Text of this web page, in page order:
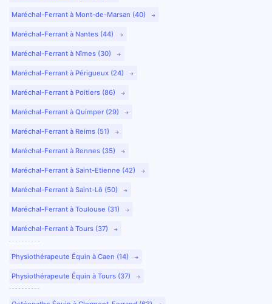
Maréchal-Ferrant à Mont-de-Marsan (40)
Maréchal-Ferrant à Nantes (44)
Maréchal-Ferrant à Nîmes (30)
Maréchal-Ferrant à Périgueux (24)
Maréchal-Ferrant à Poitiers (86)
Maréchal-Ferrant à Quimper (29)
Maréchal-Ferrant à Reims (51)
Maréchal-Ferrant à Rennes (35)
Maréchal-Ferrant à Saint-Etienne (42)
Maréchal-Ferrant à Saint-Lô (50)
Maréchal-Ferrant à Toulouse (31)
Maréchal-Ferrant à Tours (37)
Physiothérapeute Équin à Caen (14)
Physiothérapeute Équin à Tours (37)